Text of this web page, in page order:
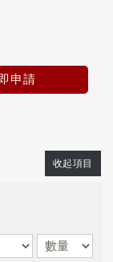
申請
收起項目